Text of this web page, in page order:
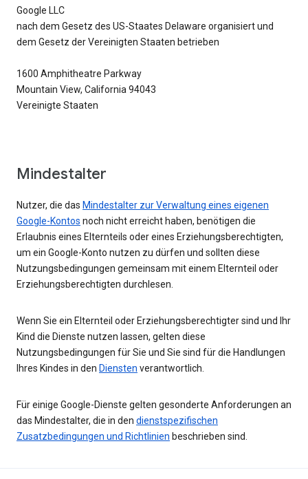
Google LLC
nach dem Gesetz des US-Staates Delaware organisiert und
dem Gesetz der Vereinigten Staaten betrieben
1600 Amphitheatre Parkway
Mountain View, California 94043
Vereinigte Staaten
Mindestalter
Nutzer, die das Mindestalter zur Verwaltung eines eigenen
Google-Kontos noch nicht erreicht haben, benötigen die
Erlaubnis eines Elternteils oder eines Erziehungsberechtigten,
um ein Google-Konto nutzen zu dürfen und sollten diese
Nutzungsbedingungen gemeinsam mit einem Elternteil oder
Erziehungsberechtigten durchlesen.
Wenn Sie ein Elternteil oder Erziehungsberechtigter sind und Ihr
Kind die Dienste nutzen lassen, gelten diese
Nutzungsbedingungen für Sie und Sie sind für die Handlungen
Ihres Kindes in den Diensten verantwortlich.
Für einige Google-Dienste gelten gesonderte Anforderungen an
das Mindestalter, die in den dienstspezifischen
Zusatzbedingungen und Richtlinien beschrieben sind.